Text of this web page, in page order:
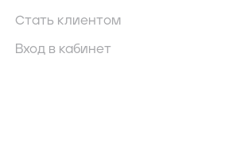
Стать клиентом
Вход в кабинет